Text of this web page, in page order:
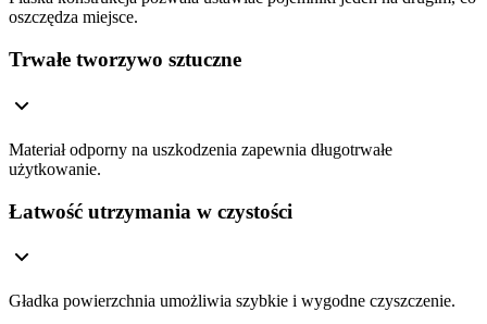
oszczędza miejsce.
Trwałe tworzywo sztuczne
Materiał odporny na uszkodzenia zapewnia długotrwałe
użytkowanie.
Łatwość utrzymania w czystości
Gładka powierzchnia umożliwia szybkie i wygodne czyszczenie.